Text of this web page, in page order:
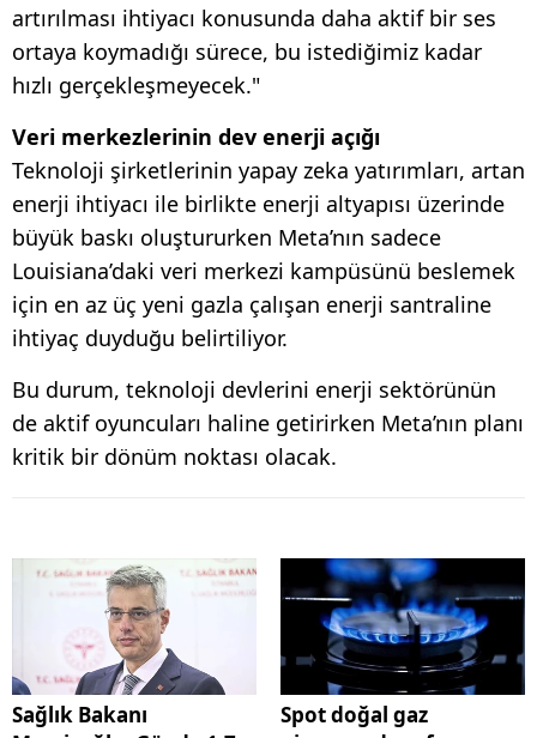
artırılması ihtiyacı konusunda daha aktif bir ses
ortaya koymadığı sürece, bu istediğimiz kadar
hızlı gerçekleşmeyecek."
Veri merkezlerinin dev enerji açığı
Teknoloji şirketlerinin yapay zeka yatırımları, artan
enerji ihtiyacı ile birlikte enerji altyapısı üzerinde
büyük baskı oluştururken Meta’nın sadece
Louisiana’daki veri merkezi kampüsünü beslemek
için en az üç yeni gazla çalışan enerji santraline
ihtiyaç duyduğu belirtiliyor.
Bu durum, teknoloji devlerini enerji sektörünün
de aktif oyuncuları haline getirirken Meta’nın planı
kritik bir dönüm noktası olacak.
Sağlık Bakanı
Spot doğal gaz